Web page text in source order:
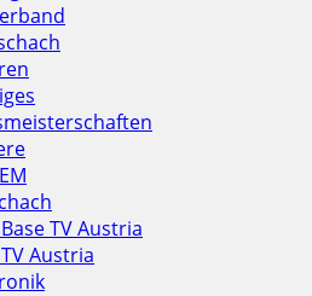
TV Austria
Austria